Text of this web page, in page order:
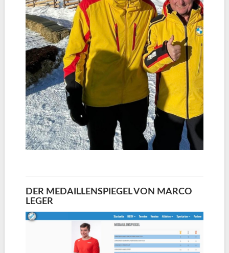
DER MEDAILLENSPIEGEL VON MARCO
LEGER